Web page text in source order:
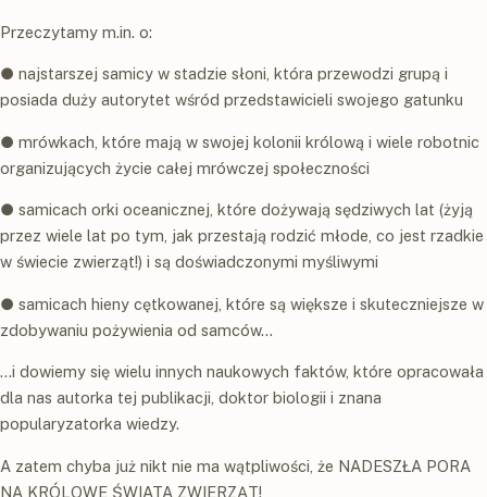
Przeczytamy m.in. o:
● najstarszej samicy w stadzie słoni, która przewodzi grupą i
posiada duży autorytet wśród przedstawicieli swojego gatunku
● mrówkach, które mają w swojej kolonii królową i wiele robotnic
organizujących życie całej mrówczej społeczności
● samicach orki oceanicznej, które dożywają sędziwych lat (żyją
przez wiele lat po tym, jak przestają rodzić młode, co jest rzadkie
w świecie zwierząt!) i są doświadczonymi myśliwymi
● samicach hieny cętkowanej, które są większe i skuteczniejsze w
zdobywaniu pożywienia od samców…
…i dowiemy się wielu innych naukowych faktów, które opracowała
dla nas autorka tej publikacji, doktor biologii i znana
popularyzatorka wiedzy.
A zatem chyba już nikt nie ma wątpliwości, że NADESZŁA PORA
NA KRÓLOWE ŚWIATA ZWIERZĄT!